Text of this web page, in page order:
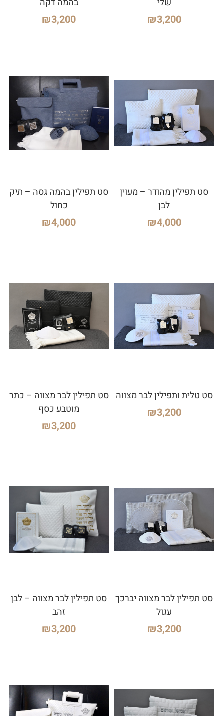
₪3,200
₪3,200
סט תפילין מהודר – מעוין
לבן
₪4,000
סט תפילין בהמה גסה – תיק
כחול
₪4,000
סט טלית ותפילין לבר מצווה
₪3,200
סט תפילין לבר מצווה – כתר
מוטבע כסף
₪3,200
סט תפילין לבר מצווה יברכך
עגול
₪3,200
סט תפילין לבר מצווה – לבן
זהב
₪3,200